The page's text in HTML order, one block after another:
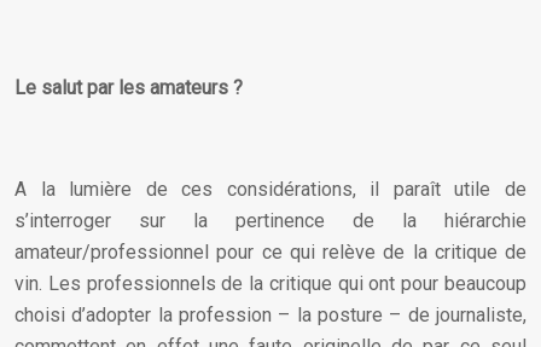
Le salut par les amateurs ?
A la lumière de ces considérations, il paraît utile de
s’interroger sur la pertinence de la hiérarchie
amateur/professionnel pour ce qui relève de la critique de
vin. Les professionnels de la critique qui ont pour beaucoup
choisi d’adopter la profession – la posture – de journaliste,